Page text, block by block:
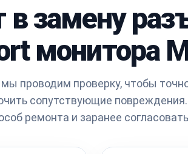
в замену
монитора
проводим проверку, чтобы
сопутствующие
ремонта и заранее